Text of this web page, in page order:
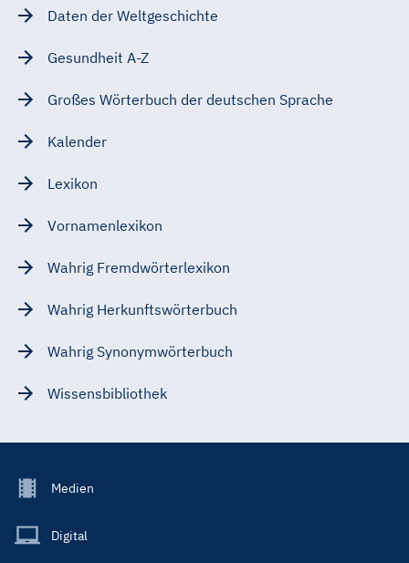
Daten der Weltgeschichte
Gesundheit A-Z
Großes Wörterbuch der deutschen Sprache
Kalender
Lexikon
Vornamenlexikon
Wahrig Fremdwörterlexikon
Wahrig Herkunftswörterbuch
Wahrig Synonymwörterbuch
Wissensbibliothek
Footer
Main
Medien
Digital